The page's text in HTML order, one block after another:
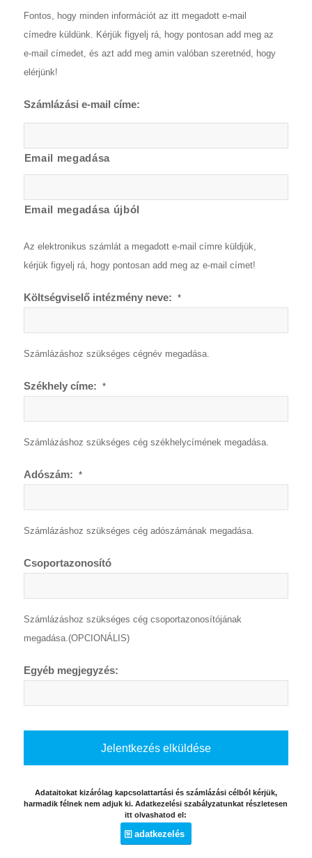
Fontos, hogy minden információt az itt megadott e-mail
címedre küldünk. Kérjük figyelj rá, hogy pontosan add meg az
e-mail címedet, és azt add meg amin valóban szeretnéd, hogy
elérjünk!
Számlázási e-mail címe:
Email megadása
Email megadása újból
Az elektronikus számlát a megadott e-mail címre küldjük,
kérjük figyelj rá, hogy pontosan add meg az e-mail címet!
Költségviselő intézmény neve: *
Számlázáshoz szükséges cégnév megadása.
Székhely címe: *
Számlázáshoz szükséges cég székhelycímének megadása.
Adószám: *
Számlázáshoz szükséges cég adószámának megadása.
Csoportazonosító
Számlázáshoz szükséges cég csoportazonosítójának
megadása.(OPCIONÁLIS)
Egyéb megjegyzés:
Adataitokat kizárólag kapcsolattartási és számlázási célból kérjük,
harmadik félnek nem adjuk ki. Adatkezelési szabályzatunkat részletesen
itt olvashatod el:
adatkezelés